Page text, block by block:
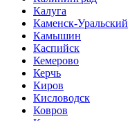
Калуга
Каменск-Уральский
Камышин
Каспийск
Кемерово
Керчь
Киров
Кисловодск
Ковров